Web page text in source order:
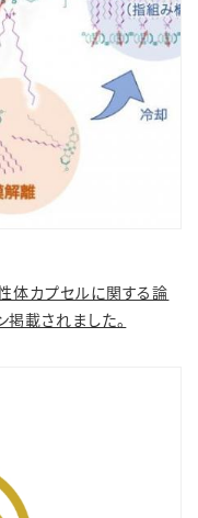
体カプセルに関する論
載されました。